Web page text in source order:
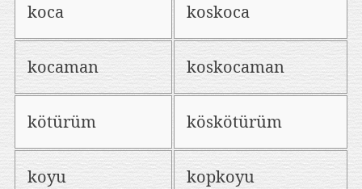
koca koskoca
kocaman koskocaman
kötürüm köskötürüm
koyu kopkoyu